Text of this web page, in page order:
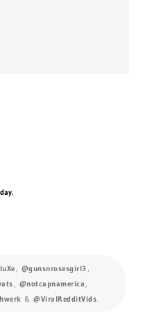
, @gunsnrosesgirl3 ,
, @notcapnamerica ,
& @ViralRedditVids.